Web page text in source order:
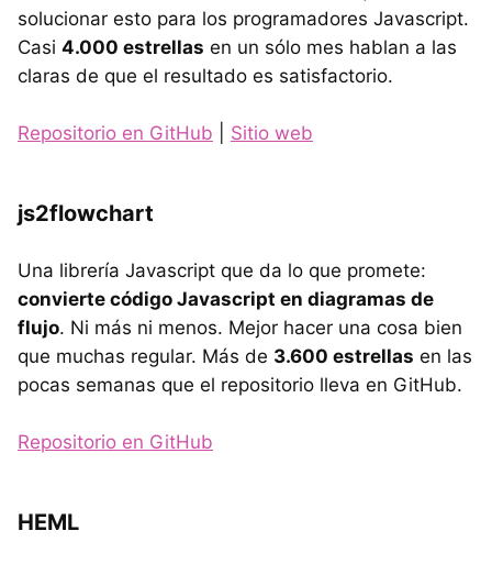
solucionar esto para los programadores Javascript.
Casi 4.000 estrellas en un sólo mes hablan a las
claras de que el resultado es satisfactorio.
Repositorio en GitHub Sitio web
js2flowchart
Una librería Javascript que da lo que promete:
convierte código Javascript en diagramas de
flujo. Ni más ni menos. Mejor hacer una cosa bien
que muchas regular. Más de 3.600 estrellas en las
pocas semanas que el repositorio lleva en GitHub.
Repositorio en GitHub
HEML